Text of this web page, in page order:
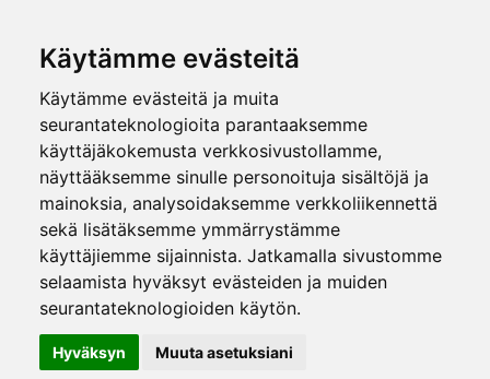
Käytämme evästeitä
Käytämme evästeitä ja muita
seurantateknologioita parantaaksemme
käyttäjäkokemusta verkkosivustollamme,
näyttääksemme sinulle personoituja sisältöjä ja
mainoksia, analysoidaksemme verkkoliikennettä
sekä lisätäksemme ymmärrystämme
käyttäjiemme sijainnista. Jatkamalla sivustomme
selaamista hyväksyt evästeiden ja muiden
seurantateknologioiden käytön.
Hyväksyn Muuta asetuksiani